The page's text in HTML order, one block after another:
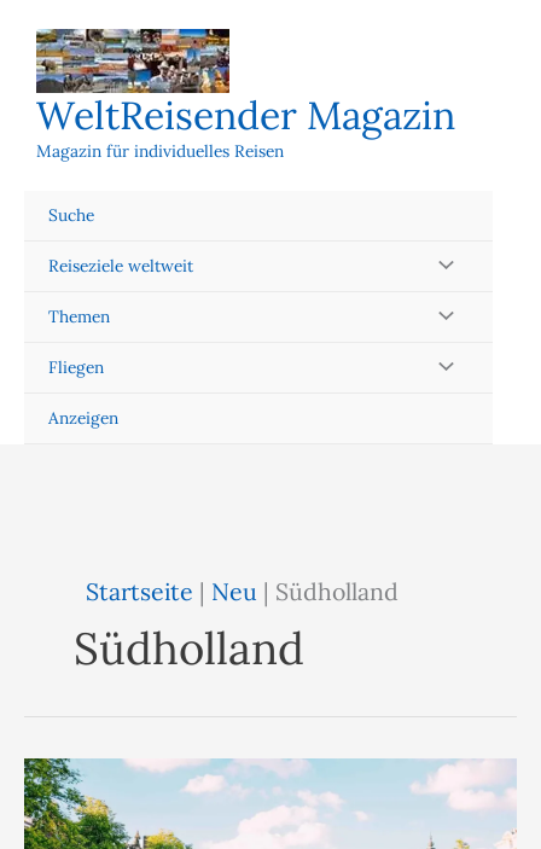
Inhalt
springen
WeltReisender Magazin
Magazin für individuelles Reisen
Suche
Reiseziele weltweit
Themen
Fliegen
Anzeigen
Startseite | Neu | Südholland
Südholland